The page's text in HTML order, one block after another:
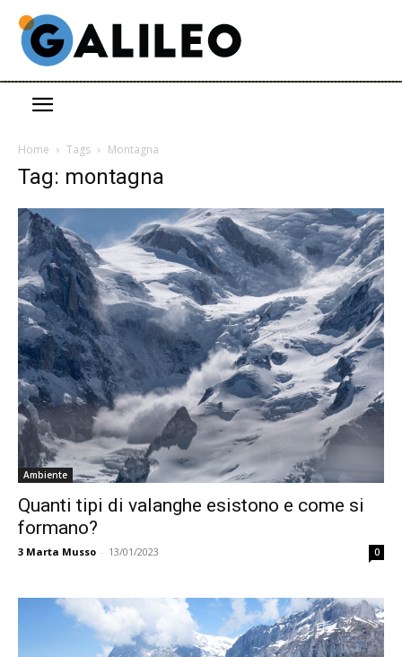
Home Tags Montagna
Tag: montagna
Ambiente
Quanti tipi di valanghe esistono e come si
formano?
3 Marta Musso - 13/01/2023 0